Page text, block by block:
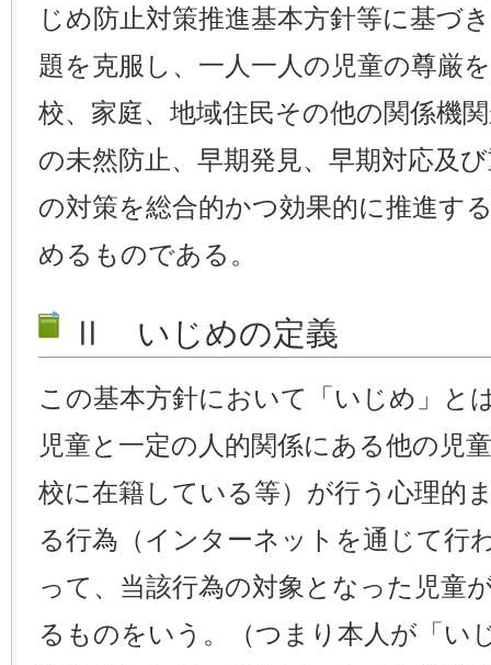
じめ防止対策推進基本方針等に基づ
題を克服し、一人一人の児童の尊厳
校、家庭、地域住民その他の関係機
の未然防止、早期発見、早期対応及
の対策を総合的かつ効果的に推進す
めるものである。
Ⅱ いじめの定義
この基本方針において「いじめ」と
児童と一定の人的関係にある他の児
校に在籍している等）が行う心理的
る行為（インターネットを通じて行
って、当該行為の対象となった児童
るものをいう。（つまり本人が「い